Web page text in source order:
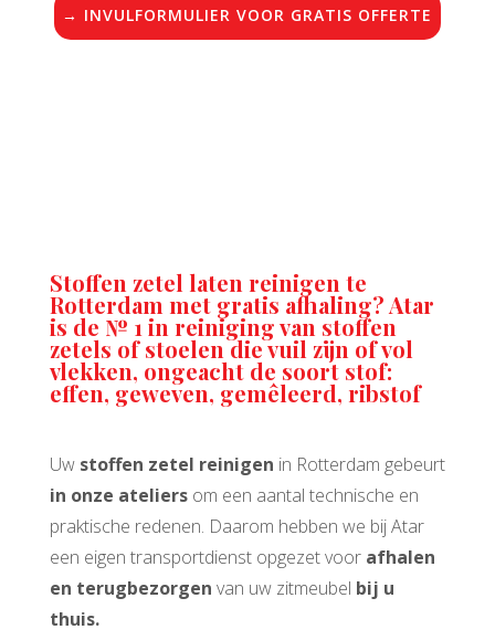
→ INVULFORMULIER VOOR GRATIS OFFERTE
Stoffen zetel laten reinigen te
Rotterdam met gratis afhaling? Atar
is de № 1 in reiniging van stoffen
zetels of stoelen die vuil zijn of vol
vlekken, ongeacht de soort stof:
effen, geweven, gemêleerd, ribstof
Uw stoffen zetel reinigen in Rotterdam gebeurt
in onze ateliersom een aantal technische en
praktische redenen. Daarom hebben we bij Atar
een eigen transportdienst opgezet voor afhalen
en terugbezorgen van uw zitmeubel bij u
thuis.